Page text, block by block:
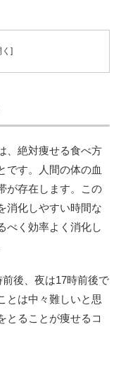
、絶対痩せる食べ方
です。人間の体の血
が存在します。この
消化しやすい時間な
べく効率よく消化し
後、夜は17時前後で
とは中々難しいと思
とることが痩せるコ